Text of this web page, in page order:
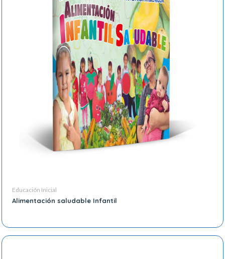
Educación Inicial
Alimentación saludable Infantil